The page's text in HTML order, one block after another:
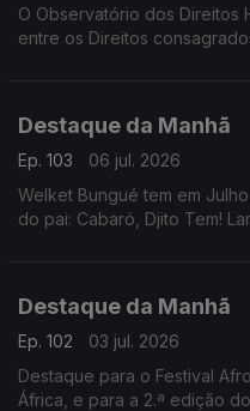
O Observatório dos Direitos
entre os Direitos
Destaque da Manhã
Ep. 103
06 jul. 2026
Welket Bungué tem em
do pai: Cabaró, Djito Tem! Lança também um ensaio académico
Destaque da Manhã
Ep. 102
03 jul. 2026
Destaque para o Festival
África, e para a 2.ª edição